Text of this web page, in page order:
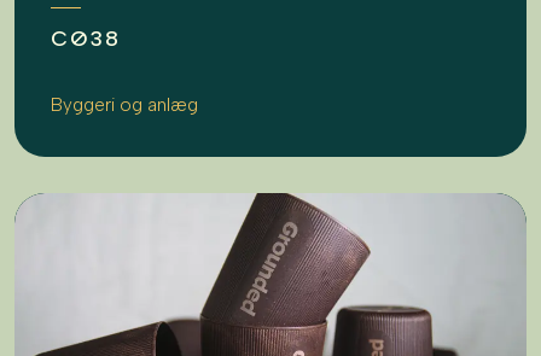
CØ38
Byggeri og anlæg